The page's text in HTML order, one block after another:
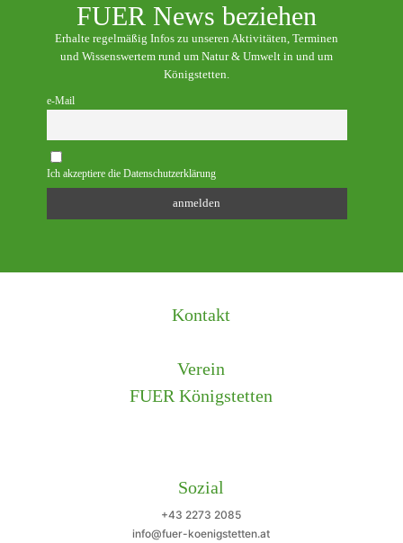
FUER News beziehen
Erhalte regelmäßig Infos zu unseren Aktivitäten, Terminen
und Wissenswertem rund um Natur & Umwelt in und um
Königstetten.
e-Mail
Ich akzeptiere die Datenschutzerklärung
Kontakt
Verein
FUER Königstetten
Sozial
+43 2273 2085
info@fuer-koenigstetten.at